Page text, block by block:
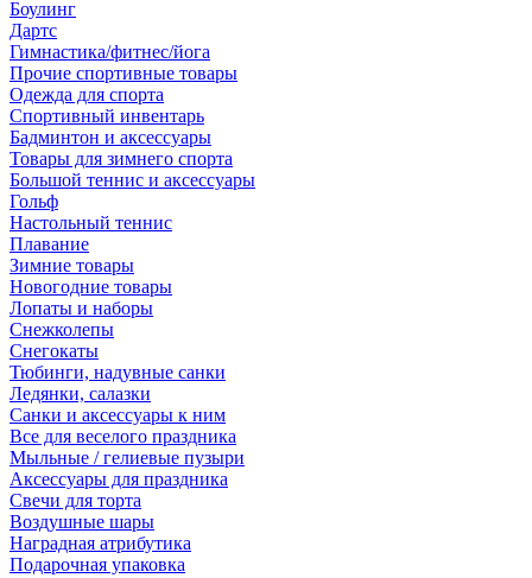
Боулинг
Дартс
Гимнастика/фитнес/йога
Прочие спортивные товары
Одежда для спорта
Спортивный инвентарь
Бадминтон и аксессуары
Товары для зимнего спорта
Большой теннис и аксессуары
Гольф
Настольный теннис
Плавание
Зимние товары
Новогодние товары
Лопаты и наборы
Снежколепы
Снегокаты
Тюбинги, надувные санки
Ледянки, салазки
Санки и аксессуары к ним
Все для веселого праздника
Мыльные / гелиевые пузыри
Аксессуары для праздника
Свечи для торта
Воздушные шары
Наградная атрибутика
Подарочная упаковка